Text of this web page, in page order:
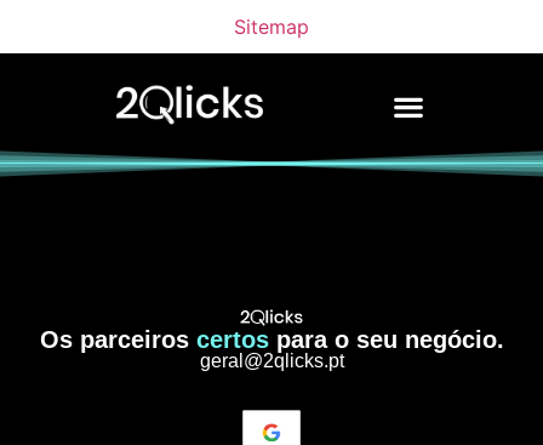
Sitemap
Os parceiros certospara o seu negócio.
geral@2qlicks.pt